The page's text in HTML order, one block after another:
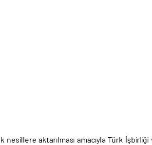
aktarılması amacıyla Türk